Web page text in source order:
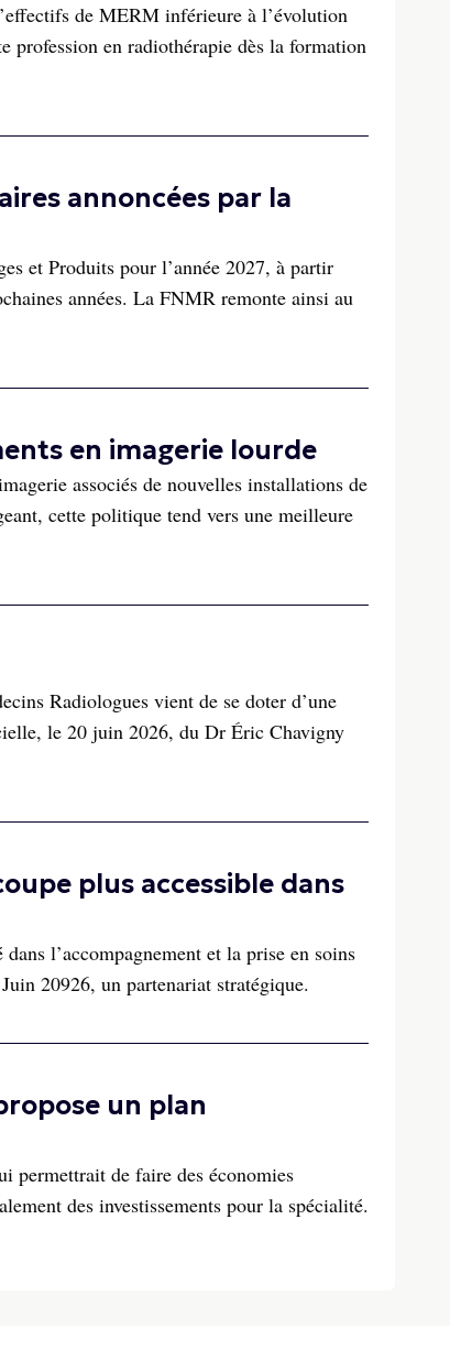
de MERM inférieure à l’évolution
profession en radiothérapie dès la formation
annoncées par la
et Produits pour l’année 2027, à partir
années. La FNMR remonte ainsi au
en imagerie lourde
associés de nouvelles installations de
cette politique tend vers une meilleure
Radiologues vient de se doter d’une
le 20 juin 2026, du Dr Éric Chavigny
plus accessible dans
l’accompagnement et la prise en soins
20926, un partenariat stratégique.
un plan
permettrait de faire des économies
des investissements pour la spécialité.